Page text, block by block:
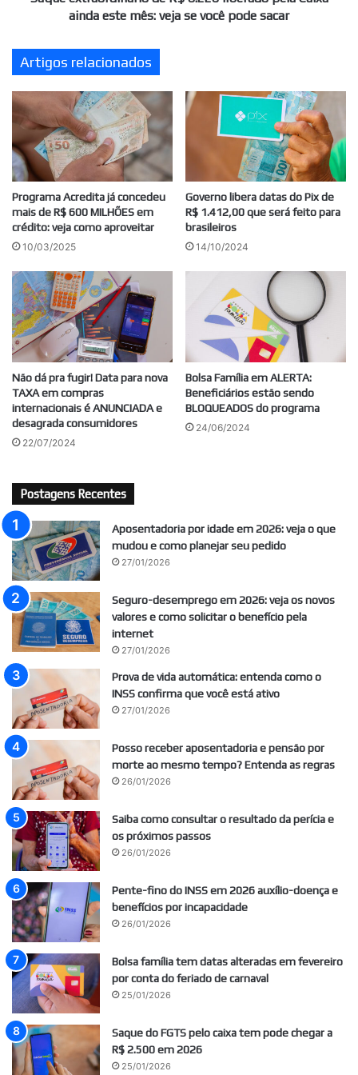
se
você
sacar
ainda este mês: veja se você pode sacar
Artigos relacionados
Programa Acredita já concedeu
mais de R$ 600 MILHÕES em
crédito: veja como aproveitar
10/03/2025
Governo libera datas do Pix de
R$ 1.412,00 que será feito para
brasileiros
14/10/2024
Não dá pra fugir! Data para nova
TAXA em compras
internacionais é ANUNCIADA e
desagrada consumidores
22/07/2024
Bolsa Família em ALERTA:
Beneficiários estão sendo
BLOQUEADOS do programa
24/06/2024
Postagens Recentes
Aposentadoria por idade em 2026: veja o que
mudou e como planejar seu pedido
27/01/2026
Seguro-desemprego em 2026: veja os novos
valores e como solicitar o benefício pela
internet
27/01/2026
Prova de vida automática: entenda como o
INSS confirma que você está ativo
27/01/2026
Posso receber aposentadoria e pensão por
morte ao mesmo tempo? Entenda as regras
26/01/2026
Saiba como consultar o resultado da perícia e
os próximos passos
26/01/2026
Pente-fino do INSS em 2026 auxílio-doença e
benefícios por incapacidade
26/01/2026
Bolsa família tem datas alteradas em fevereiro
por conta do feriado de carnaval
25/01/2026
Saque do FGTS pelo caixa tem pode chegar a
R$ 2.500 em 2026
25/01/2026